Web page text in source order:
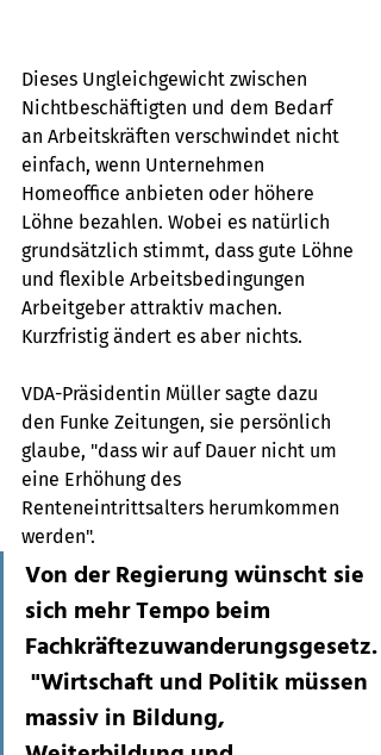
Dieses Ungleichgewicht zwischen
Nichtbeschäftigten und dem Bedarf
an Arbeitskräften verschwindet nicht
einfach, wenn Unternehmen
Homeoffice anbieten oder höhere
Löhne bezahlen. Wobei es natürlich
grundsätzlich stimmt, dass gute Löhne
und flexible Arbeitsbedingungen
Arbeitgeber attraktiv machen.
Kurzfristig ändert es aber nichts.
VDA-Präsidentin Müller sagte dazu
den Funke Zeitungen, sie persönlich
glaube, "dass wir auf Dauer nicht um
eine Erhöhung des
Renteneintrittsalters herumkommen
werden".
Von der Regierung wünscht sie
sich mehr Tempo beim
Fachkräftezuwanderungsgesetz.
"Wirtschaft und Politik müssen
massiv in Bildung,